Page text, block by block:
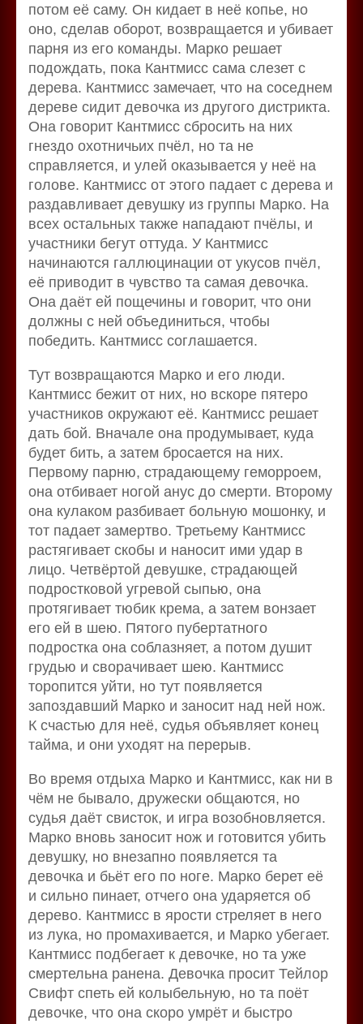
потом её саму. Он кидает в неё копье, но
оно, сделав оборот, возвращается и убивает
парня из его команды. Марко решает
подождать, пока Кантмисс сама слезет с
дерева. Кантмисс замечает, что на соседнем
дереве сидит девочка из другого дистрикта.
Она говорит Кантмисс сбросить на них
гнездо охотничьих пчёл, но та не
справляется, и улей оказывается у неё на
голове. Кантмисс от этого падает с дерева и
раздавливает девушку из группы Марко. На
всех остальных также нападают пчёлы, и
участники бегут оттуда. У Кантмисс
начинаются галлюцинации от укусов пчёл,
её приводит в чувство та самая девочка.
Она даёт ей пощечины и говорит, что они
должны с ней объединиться, чтобы
победить. Кантмисс соглашается.
Тут возвращаются Марко и его люди.
Кантмисс бежит от них, но вскоре пятеро
участников окружают её. Кантмисс решает
дать бой. Вначале она продумывает, куда
будет бить, а затем бросается на них.
Первому парню, страдающему геморроем,
она отбивает ногой анус до смерти. Второму
она кулаком разбивает больную мошонку, и
тот падает замертво. Третьему Кантмисс
растягивает скобы и наносит ими удар в
лицо. Четвёртой девушке, страдающей
подростковой угревой сыпью, она
протягивает тюбик крема, а затем вонзает
его ей в шею. Пятого пубертатного
подростка она соблазняет, а потом душит
грудью и сворачивает шею. Кантмисс
торопится уйти, но тут появляется
запоздавший Марко и заносит над ней нож.
К счастью для неё, судья объявляет конец
тайма, и они уходят на перерыв.
Во время отдыха Марко и Кантмисс, как ни в
чём не бывало, дружески общаются, но
судья даёт свисток, и игра возобновляется.
Марко вновь заносит нож и готовится убить
девушку, но внезапно появляется та
девочка и бьёт его по ноге. Марко берет её
и сильно пинает, отчего она ударяется об
дерево. Кантмисс в ярости стреляет в него
из лука, но промахивается, и Марко убегает.
Кантмисс подбегает к девочке, но та уже
смертельна ранена. Девочка просит Тейлор
Свифт спеть ей колыбельную, но та поёт
девочке, что она скоро умрёт и быстро